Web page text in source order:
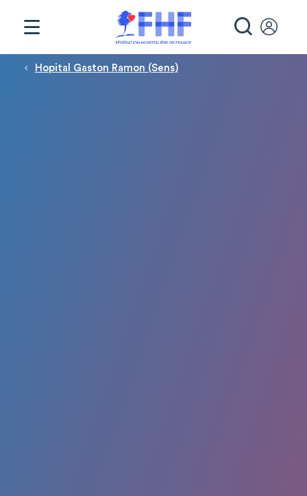
Fil d'Ariane
Hopital Gaston Ramon (Sens)
Panneau de gestion des cookies